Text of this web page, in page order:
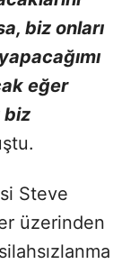
biz onları
eğer
biz
Steve
üzerinden